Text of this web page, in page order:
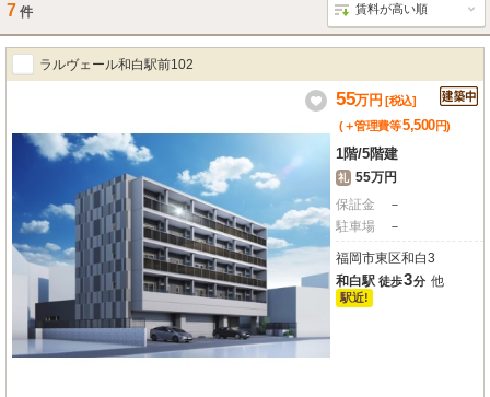
7 件
ラルヴェール和白駅前102
55万円 [税込]
(＋管理費等5,500円)
1階/5階建
礼 55万円
保証金
－
駐車場
－
福岡市東区和白3
和白駅 徒歩3分 他
駅近!